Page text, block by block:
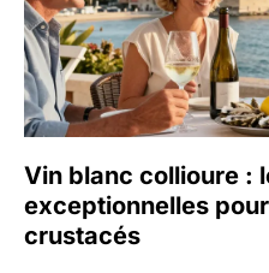
Vin blanc collioure :
exceptionnelles
crustacés